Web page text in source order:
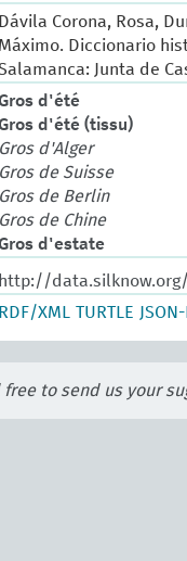
Dávila Corona, Rosa,
Máximo. Diccionario
Junta de
d'été
d'été (tissu)
Gros d'Alger
Gros de Suisse
Gros de Berlin
Gros de Chine
d'estate
http://
RDF/XML TURTLE
to send us your